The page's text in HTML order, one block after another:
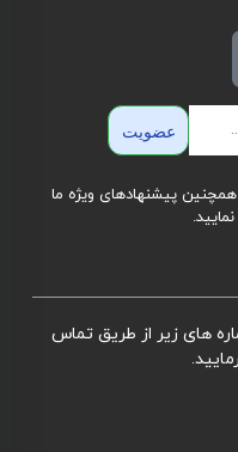
عضویت
پیشنهادهای ویژه ما
های زیر از طریق تماس